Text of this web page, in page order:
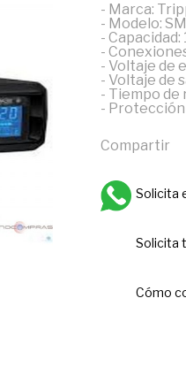
- Marca:
- Modelo:
-
-
- Voltaje de
- Voltaje de
- Tiempo de
-
Compartir
Solicita
Solicita
Cómo